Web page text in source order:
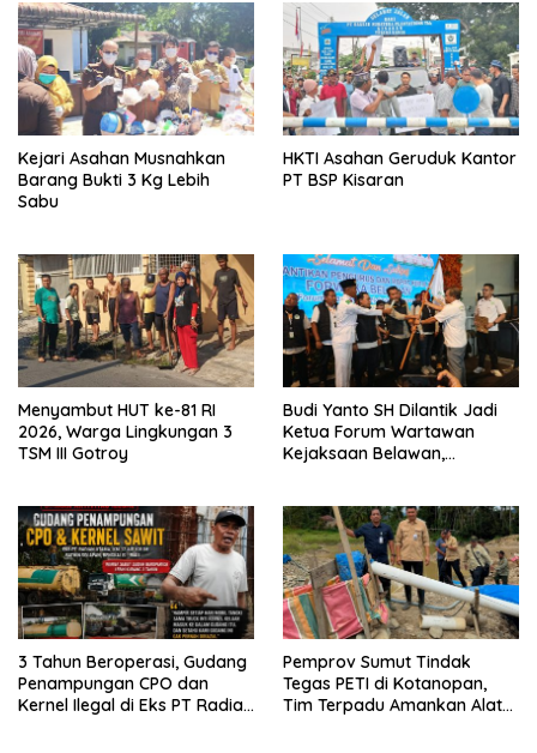
Kejari Asahan Musnahkan
Barang Bukti 3 Kg Lebih
Sabu
HKTI Asahan Geruduk Kantor
PT BSP Kisaran
Menyambut HUT ke-81 RI
2026, Warga Lingkungan 3
TSM III Gotroy
Budi Yanto SH Dilantik Jadi
Ketua Forum Wartawan
Kejaksaan Belawan,
Pendampingan Hukum dan
Ekomoni Semua Anggota
3 Tahun Beroperasi, Gudang
Penampungan CPO dan
Kernel Ilegal di Eks PT Radian
Pemprov Sumut Tindak
Tegas PETI di Kotanopan,
Tim Terpadu Amankan Alat